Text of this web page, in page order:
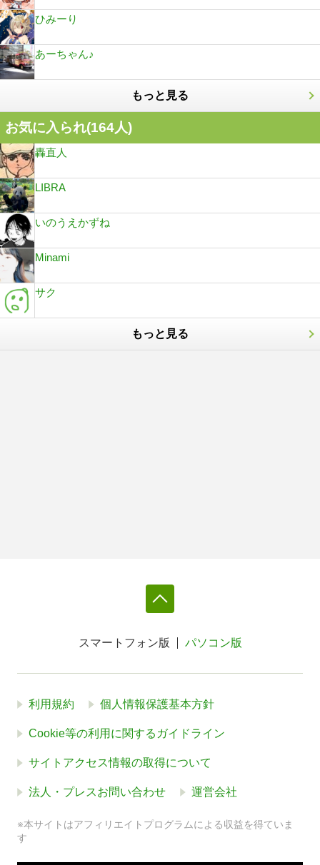
ひみーり
あーちゃん♪
もっと見る
お気に入られ(164人)
轟直人
LIBRA
いのうえかずね
Minami
サク
もっと見る
スマートフォン版 パソコン版
利用規約 個人情報保護基本方針
Cookie等の利用に関するガイドライン
サイトアクセス情報の取得について
法人・プレスお問い合わせ 運営会社
※本サイトはアフィリエイトプログラムによる収益を得ていま
す